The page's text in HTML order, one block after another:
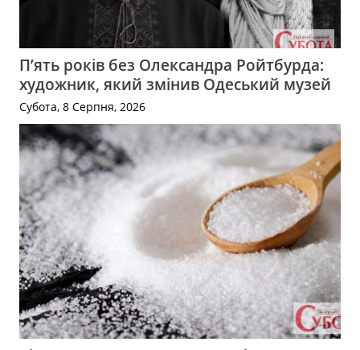
П’ять років без Олександра Ройтбурда:
художник, який змінив Одеський музей
Субота, 8 Серпня, 2026